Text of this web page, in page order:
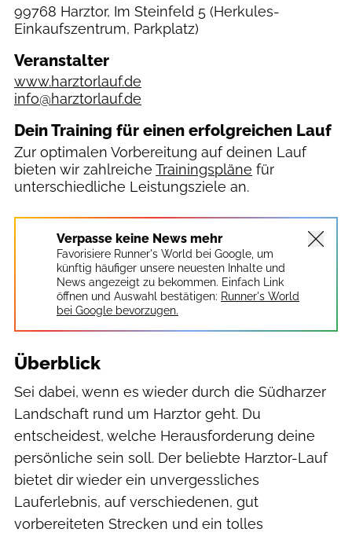
99768 Harztor, Im Steinfeld 5 (Herkules-
Einkaufszentrum, Parkplatz)
Veranstalter
www.harztorlauf.de
info@harztorlauf.de
Dein Training für einen erfolgreichen Lauf
Zur optimalen Vorbereitung auf deinen Lauf
bieten wir zahlreiche Trainingspläne für
unterschiedliche Leistungsziele an.
Verpasse keine News mehr
Favorisiere Runner's World bei Google, um
künftig häufiger unsere neuesten Inhalte und
News angezeigt zu bekommen. Einfach Link
öffnen und Auswahl bestätigen: Runner's World
bei Google bevorzugen.
Überblick
Sei dabei, wenn es wieder durch die Südharzer
Landschaft rund um Harztor geht. Du
entscheidest, welche Herausforderung deine
persönliche sein soll. Der beliebte Harztor-Lauf
bietet dir wieder ein unvergessliches
Lauferlebnis, auf verschiedenen, gut
vorbereiteten Strecken und ein tolles